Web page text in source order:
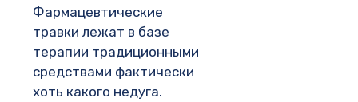
Фармацевтические
травки лежат в базе
терапии традиционными
средствами фактически
хоть какого недуга.